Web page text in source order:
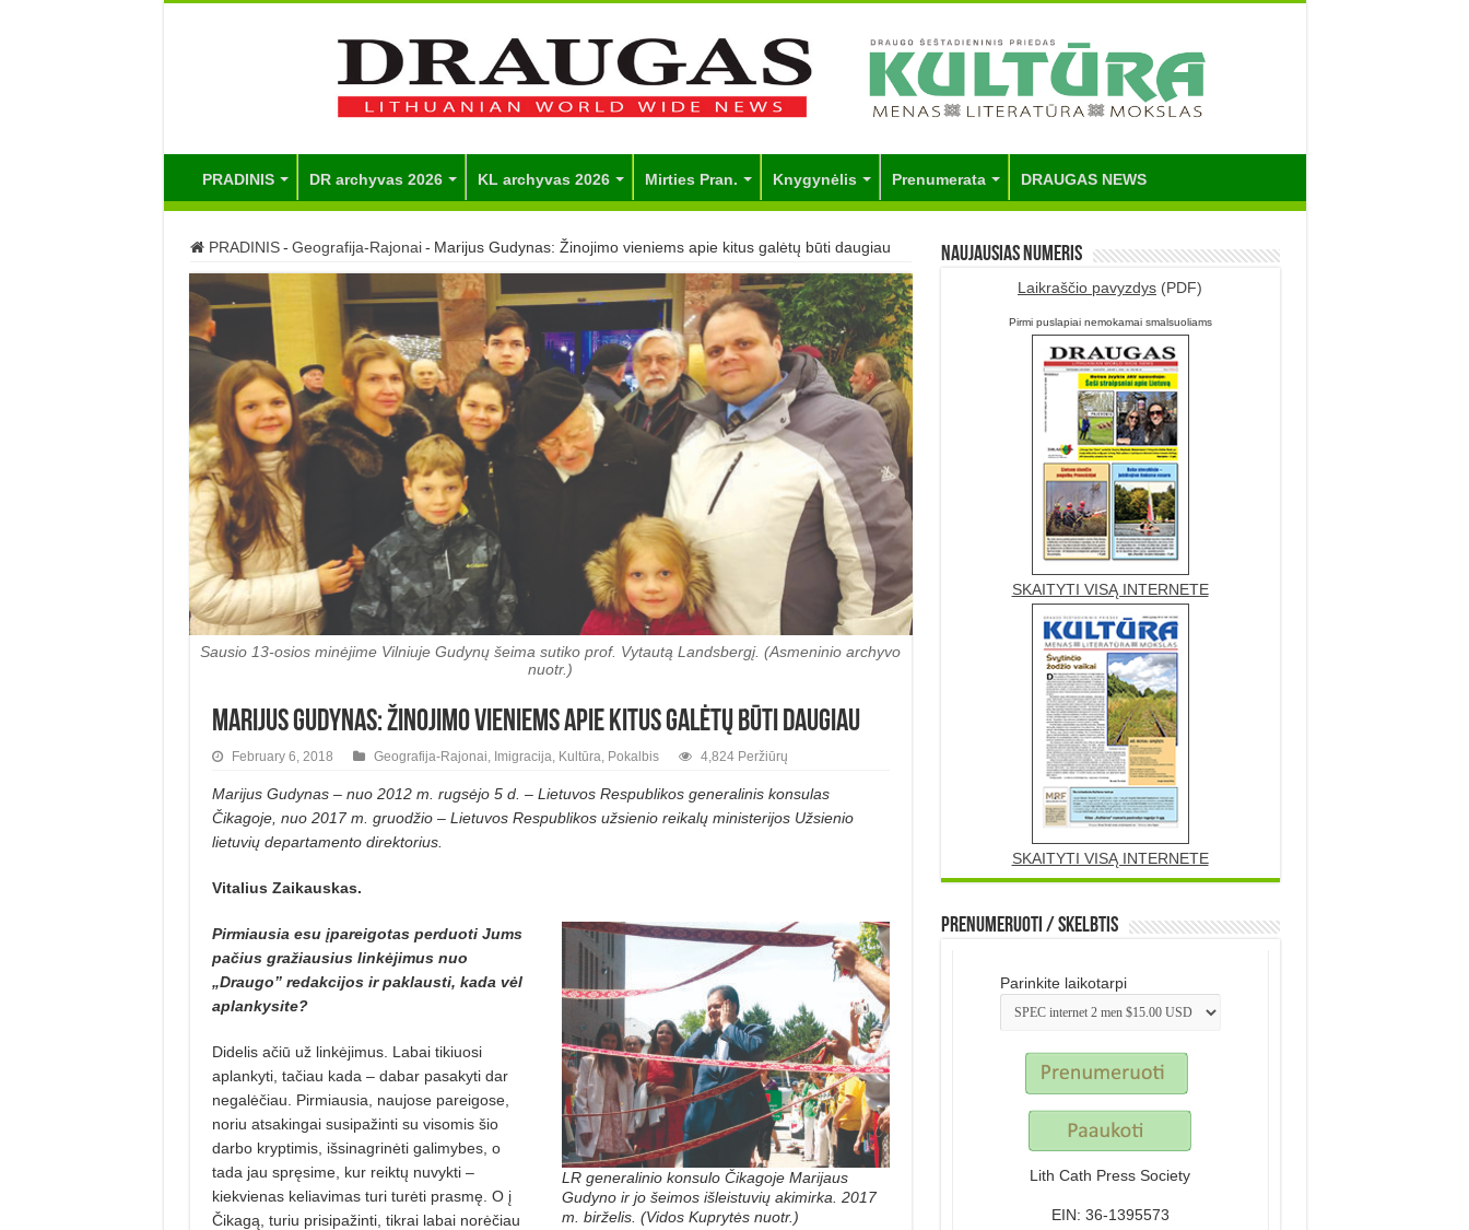
PRADINIS DR archyvas 2026 KL archyvas 2026 Mirties Pran. Knygynėlis Prenumerata DRAUGAS NEWS
PRADINIS - Geografija-Rajonai - Marijus Gudynas: Žinojimo vieniems apie kitus galėtų būti daugiau
Sausio 13-osios minėjime Vilniuje Gudynų šeima sutiko prof. Vytautą Landsbergį. (Asmeninio archyvo
nuotr.)
Marijus Gudynas: Žinojimo vieniems apie kitus galėtų būti daugiau
February 6, 2018 Geografija-Rajonai Imigracija Kultūra Pokalbis 4,824 Peržiūrų
Marijus Gudynas – nuo 2012 m. rugsėjo 5 d. – Lietuvos Respublikos generalinis konsulas
Čikagoje, nuo 2017 m. gruodžio – Lietuvos Respublikos užsienio reikalų ministerijos Užsienio
lietuvių departamento direktorius.
Vitalius Zaikauskas.
LR generalinio konsulo Čikagoje Marijaus
Gudyno ir jo šeimos išleistuvių akimirka. 2017
m. birželis. (Vidos Kuprytės nuotr.)
Pirmiausia esu įpareigotas perduoti Jums
pačius gražiausius linkėjimus nuo
„Draugo” redakcijos ir paklausti, kada vėl
aplankysite?
Didelis ačiū už linkėjimus. Labai tikiuosi
aplankyti, tačiau kada – dabar pasakyti dar
negalėčiau. Pirmiausia, naujose pareigose,
noriu atsakingai susipažinti su visomis šio
darbo kryptimis, išsinagrinėti galimybes, o
tada jau spręsime, kur reiktų nuvykti –
kiekvienas keliavimas turi turėti prasmę. O į
Čikagą, turiu prisipažinti, tikrai labai norėčiau
Naujausias numeris
Laikraščio pavyzdys (PDF)
Pirmi puslapiai nemokamai smalsuoliams
SKAITYTI VISĄ INTERNETE
SKAITYTI VISĄ INTERNETE
Prenumeruoti / Skelbtis
Parinkite laikotarpi
Lith Cath Press Society
EIN: 36-1395573